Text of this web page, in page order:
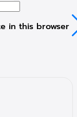
in this browser